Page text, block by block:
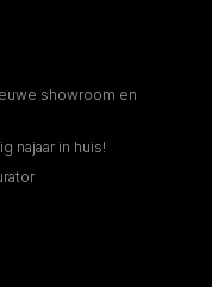
showroom en
najaar in huis!